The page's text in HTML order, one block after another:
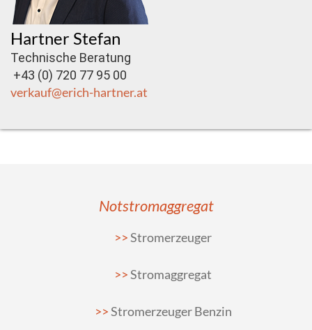
Hartner Stefan
Technische Beratung
+43 (0) 720 77 95 00
verkauf@erich-hartner.at
Notstromaggregat
Stromerzeuger
Stromaggregat
Stromerzeuger Benzin